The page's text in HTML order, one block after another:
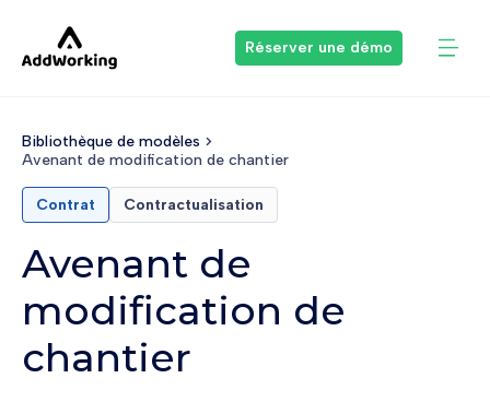
Réserver une démo
Bibliothèque de modèles
Avenant de modification de chantier
Contrat Contractualisation
Avenant de
modification de
chantier